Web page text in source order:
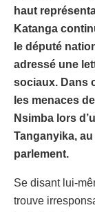
haut
Katanga
le député
adressé une
sociaux. Dans
les menaces
Nsimba lors
Tanganyika,
parlement.
Se disant lui-
trouve